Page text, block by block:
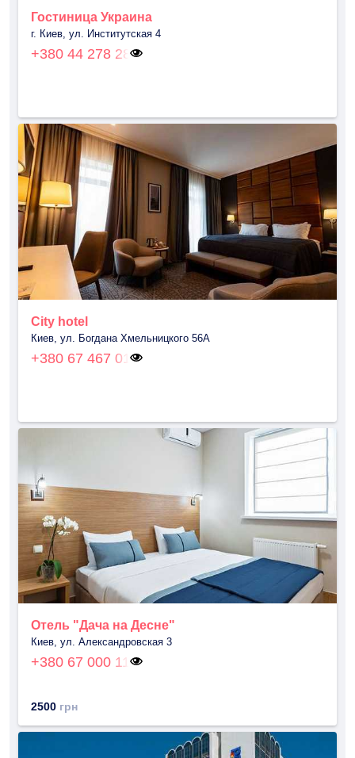
Гостиница Украина
г. Киев, ул. Институтская 4
+380 44 278 28
City hotel
Киев, ул. Богдана Хмельницкого 56А
+380 67 467 01
Отель "Дача на Десне"
Киев, ул. Александровская 3
+380 67 000 11
2500 грн